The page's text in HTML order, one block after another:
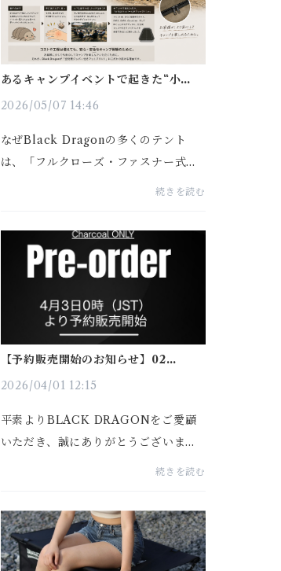
あるキャンプイベントで起きた“小さな
した。
2026/05/07 14:46
なぜBlack Dragonの多くのテント
は、「フルクローズ・ファスナー式グ
ラウンドシート」にこだわるのでしょ
を大切にしているBlack Dragonは、
数年前に100名以上のユーザー様が参...
続きを読む
【予約販売開始のお知らせ】02
2026/04/01 12:15
平素よりBLACK DRAGONをご愛顧
いただき、誠にありがとうございま
す。下記商品の予約販売を開始いたし
0:00（JST）■ 発送予定2026年4月17
日頃より順次発送（予約開始より約2週
間...
続きを読む